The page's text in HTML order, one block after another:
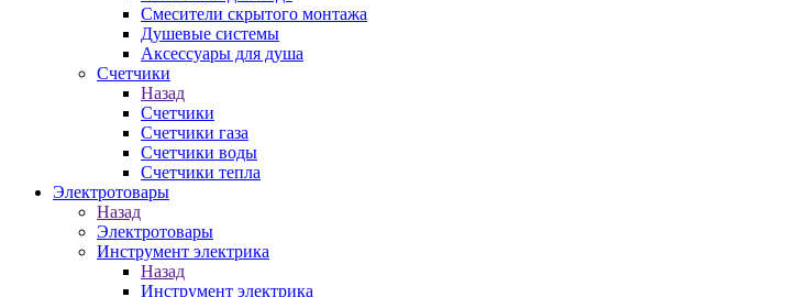
Смесители скрытого монтажа
Душевые системы
Аксессуары для душа
Счетчики
Назад
Счетчики
Счетчики газа
Счетчики воды
Счетчики тепла
Электротовары
Назад
Электротовары
Инструмент электрика
Назад
Инструмент электрика